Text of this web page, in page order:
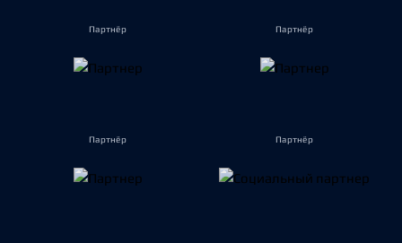
Партнёр Партнёр
Партнёр Партнёр